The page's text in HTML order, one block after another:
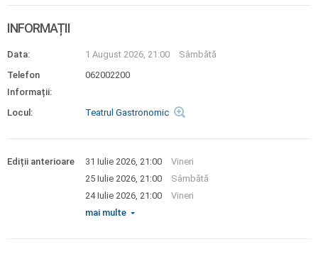
INFORMAȚII
Data: 1 August 2026, 21:00
Sâmbătă
Telefon
Informații:
062002200
Locul: Teatrul Gastronomic
Ediții anterioare 31 Iulie 2026, 21:00
Vineri
25 Iulie 2026, 21:00
Sâmbătă
24 Iulie 2026, 21:00
Vineri
mai multe